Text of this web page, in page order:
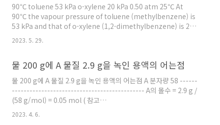
90℃ toluene 53 kPa o-xylene 20 kPa 0.50 atm 25℃ At
90℃ the vapour pressure of toluene (methylbenzene) is
53 kPa and that of o-xylene (1,2-dimethylbenzene) is 20
kPa. What is the composition of the liquid mixture that
boils at 25℃ when the pressure is 0.50 atm? What is the
------------------------------- Let, toluene = a, o-xylene =
b. 돌턴의 분..
2023. 5. 29.
물 200 g에 A 물질 2.9 g을 녹인 용액의 어는점
물 200 g에 A 물질 2.9 g을 녹인 용액의 어는점 A 분자량 58 ------
--------------------------------------------- A의 몰수 = 2.9 g /
(58 g/mol) = 0.05 mol ( 참고
https://ywpop.tistory.com/7738 ) 몰랄농도 = 0.05 mol /
0.200 kg = 0.25 m ( 참고 https://ywpop.tistory.com/7787 )
2023. 4. 6.